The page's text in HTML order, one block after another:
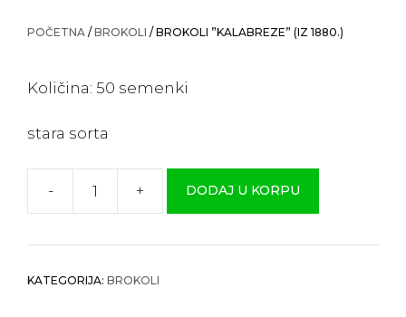
POČETNA /BROKOLI / BROKOLI ”KALABREZE” (IZ 1880.)
Količina: 50 semenki
stara sorta
-
Brokoli
(iz
+ DODAJ U KORPU
KATEGORIJA: BROKOLI